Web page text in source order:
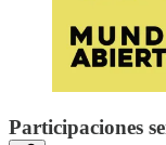
Participaciones